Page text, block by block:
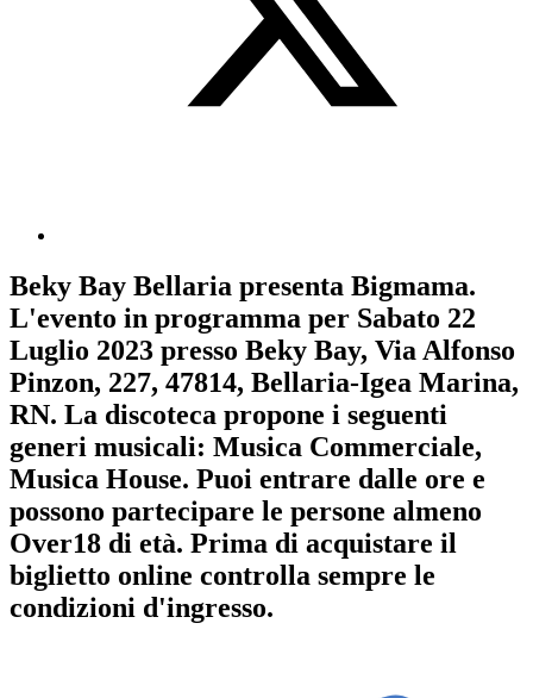
Beky Bay Bellaria presenta Bigmama.
L'evento in programma per Sabato 22
Luglio 2023 presso Beky Bay, Via Alfonso
Pinzon, 227, 47814, Bellaria-Igea Marina,
RN. La discoteca propone i seguenti
generi musicali: Musica Commerciale,
Musica House. Puoi entrare dalle ore e
possono partecipare le persone almeno
Over18 di età. Prima di acquistare il
biglietto online controlla sempre le
condizioni d'ingresso.